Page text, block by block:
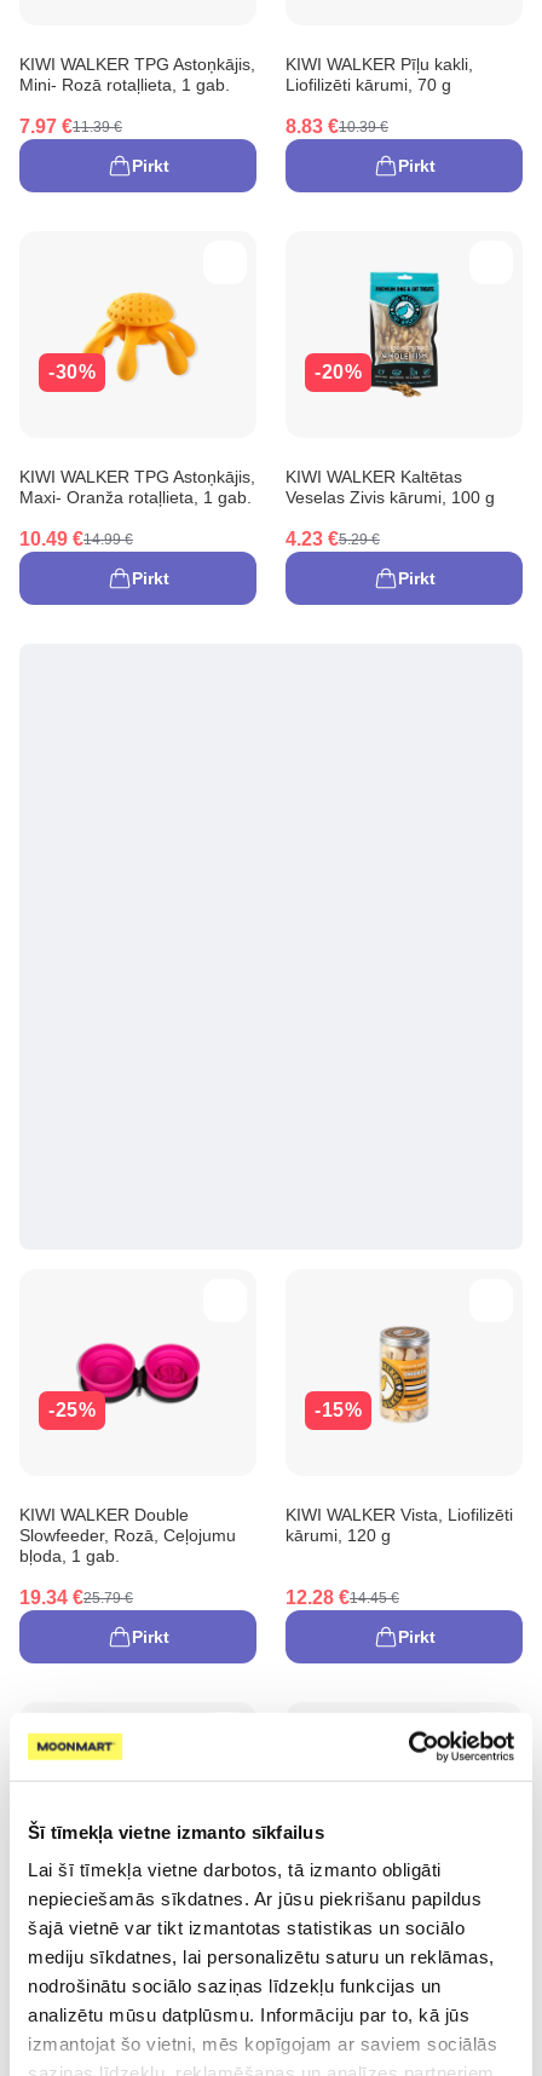
Šī tīmekļa vietne izmanto sīkfailus
Lai šī tīmekļa vietne darbotos, tā izmanto obligāti
nepieciešamās sīkdatnes. Ar jūsu piekrišanu papildus
šajā vietnē var tikt izmantotas statistikas un sociālo
mediju sīkdatnes, lai personalizētu saturu un reklāmas,
nodrošinātu sociālo saziņas līdzekļu funkcijas un
analizētu mūsu datplūsmu. Informāciju par to, kā jūs
izmantojat šo vietni, mēs kopīgojam ar saviem sociālās
KIWI WALKER TPG Astoņkājis,
Mini- Rozā rotaļlieta, 1 gab.
7.97 €11.39 €
Pirkt
KIWI WALKER Pīļu kakli,
Liofilizēti kārumi, 70 g
8.83 €10.39 €
Pirkt
-30%
KIWI WALKER TPG Astoņkājis,
Maxi- Oranža rotaļlieta, 1 gab.
10.49 €14.99 €
Pirkt
-20%
KIWI WALKER Kaltētas
Veselas Zivis kārumi, 100 g
4.23 €5.29 €
Pirkt
-25%
KIWI WALKER Double
Slowfeeder, Rozā, Ceļojumu
bļoda, 1 gab.
19.34 €25.79 €
Pirkt
-15%
KIWI WALKER Vista, Liofilizēti
kārumi, 120 g
12.28 €14.45 €
Pirkt
KIWI WALKER Melnā, Zaļa, M
bļoda, 1 gab.
9.29 €
Pirkt
KIWI WALKER Melnā, Oranža,
M bļoda, 1 gab.
9.29 €
Pirkt